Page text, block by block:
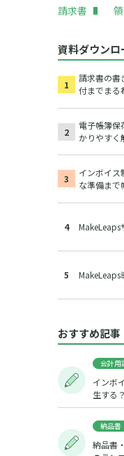
請求書
資料ダウン
請求書の書
付までまる
電子帳簿保
かりやすく
インボイス
な準備まで
おすすめ記事
会計用
インボ
生する？
納品書
納品書